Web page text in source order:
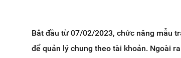
Bắt đầu từ 07/02/2023, chức năng mẫu
để quản lý chung theo tài khoản. Ngoài